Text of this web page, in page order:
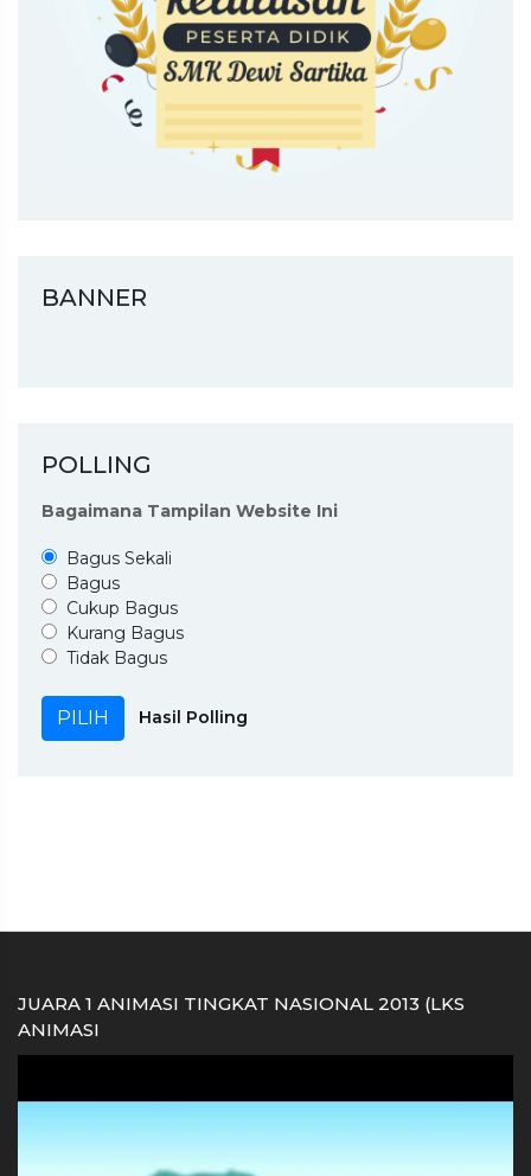
BANNER
POLLING
Bagaimana Tampilan Website Ini
Bagus Sekali
Bagus
Cukup Bagus
Kurang Bagus
Tidak Bagus
Hasil Polling
JUARA 1 ANIMASI TINGKAT NASIONAL 2013 (LKS
ANIMASI